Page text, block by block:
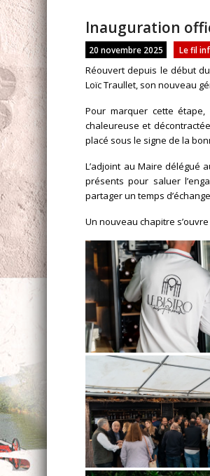
Inauguration
20 novembre 2025 Le fil
Réouvert depuis le début
Loïc Traullet, son nouveau
Pour marquer cette
chaleureuse et
placé sous le signe de la
L’adjoint au Maire délégué
présents pour saluer
partager un temps
Un nouveau chapitre